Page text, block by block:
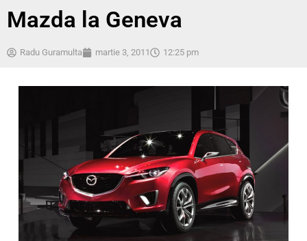
Mazda la Geneva
Radu Guramulta martie 3, 2011 12:25 pm